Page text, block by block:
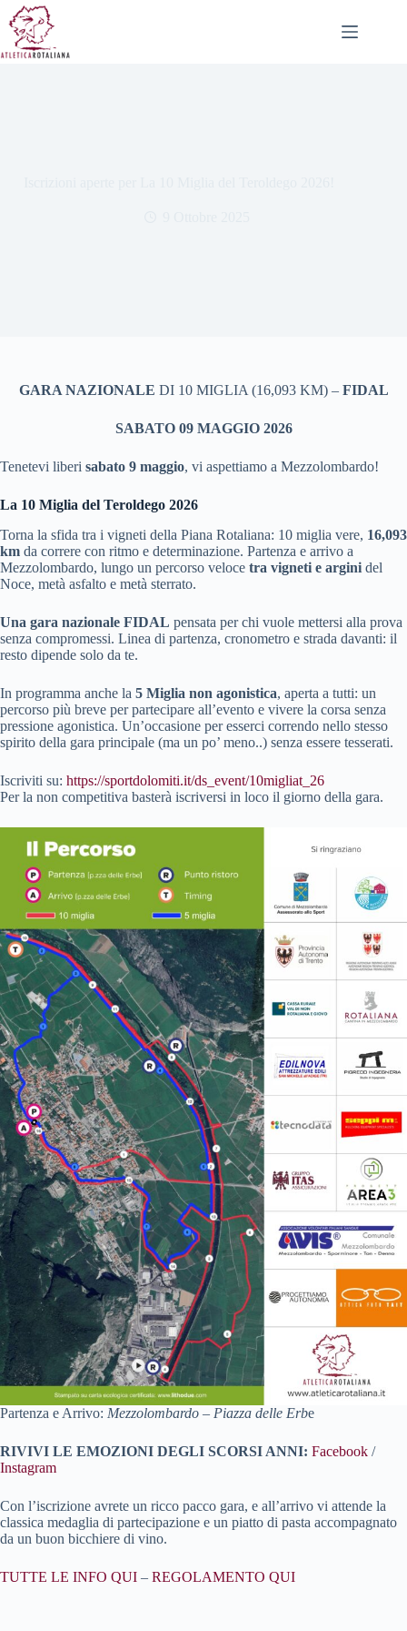
Salta
al
contenuto
GARA NAZIONALE DI 10 MIGLIA (16,093 KM) – FIDAL
SABATO 09 MAGGIO 2026
Tenetevi liberi sabato 9 maggio, vi aspettiamo a Mezzolombardo!
La 10 Miglia del Teroldego 2026
Torna la sfida tra i vigneti della Piana Rotaliana: 10 miglia vere, 16,093
km da correre con ritmo e determinazione. Partenza e arrivo a
Mezzolombardo, lungo un percorso veloce tra vigneti e argini del
Noce, metà asfalto e metà sterrato.
Una gara nazionale FIDAL pensata per chi vuole mettersi alla prova
senza compromessi. Linea di partenza, cronometro e strada davanti: il
resto dipende solo da te.
In programma anche la 5 Miglia non agonistica, aperta a tutti: un
percorso più breve per partecipare all’evento e vivere la corsa senza
pressione agonistica. Un’occasione per esserci correndo nello stesso
spirito della gara principale (ma un po’ meno..) senza essere tesserati.
Iscriviti su: https://sportdolomiti.it/ds_event/10migliat_26
Per la non competitiva basterà iscriversi in loco il giorno della gara.
Partenza e Arrivo: Mezzolombardo – Piazza delle Erbe
RIVIVI LE EMOZIONI DEGLI SCORSI ANNI: Facebook /
Instagram
Con l’iscrizione avrete un ricco pacco gara, e all’arrivo vi attende la
classica medaglia di partecipazione e un piatto di pasta accompagnato
da un buon bicchiere di vino.
TUTTE LE INFO QUI – REGOLAMENTO QUI